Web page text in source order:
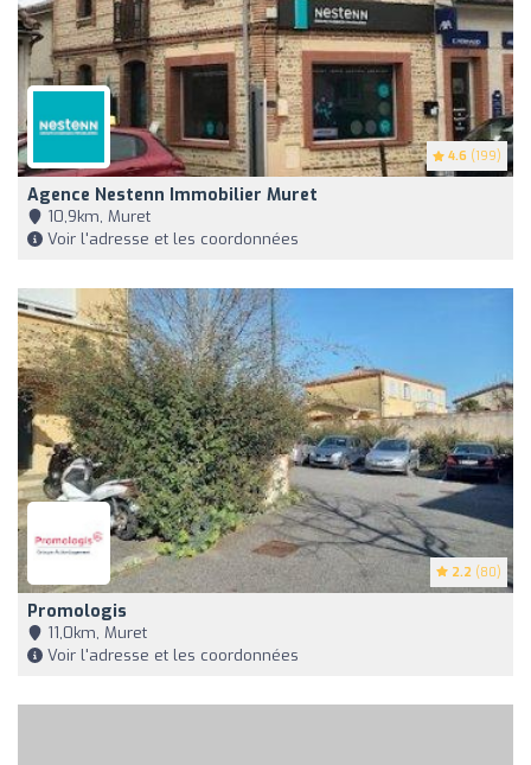
4.6 (199)
Agence Nestenn Immobilier Muret
10,9km, Muret
Voir l'adresse et les coordonnées
2.2 (80)
Promologis
11,0km, Muret
Voir l'adresse et les coordonnées